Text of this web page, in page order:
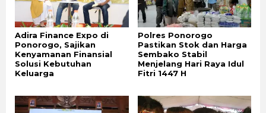
Adira Finance Expo di
Ponorogo, Sajikan
Kenyamanan Finansial
Solusi Kebutuhan
Keluarga
Polres Ponorogo
Pastikan Stok dan Harga
Sembako Stabil
Menjelang Hari Raya Idul
Fitri 1447 H